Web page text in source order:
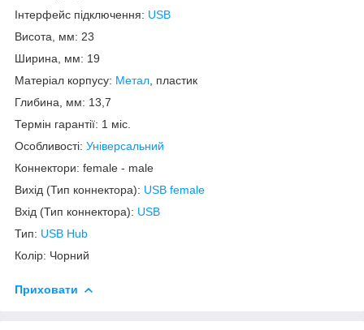
Інтерфейс підключення: USB
Висота, мм: 23
Ширина, мм: 19
Матеріал корпусу: Метал , пластик
Глибина, мм: 13,7
Термін гарантії: 1 міс.
Особливості: Універсальний
Коннектори: female - male
Вихід (Тип коннектора): USB female
Вхід (Тип коннектора): USB
Тип: USB Hub
Колір: Чорний
Приховати